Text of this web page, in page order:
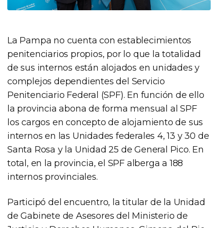
La Pampa no cuenta con establecimientos
penitenciarios propios, por lo que la totalidad
de sus internos están alojados en unidades y
complejos dependientes del Servicio
Penitenciario Federal (SPF). En función de ello
la provincia abona de forma mensual al SPF
los cargos en concepto de alojamiento de sus
internos en las Unidades federales 4, 13 y 30 de
Santa Rosa y la Unidad 25 de General Pico. En
total, en la provincia, el SPF alberga a 188
internos provinciales.
Participó del encuentro, la titular de la Unidad
de Gabinete de Asesores del Ministerio de